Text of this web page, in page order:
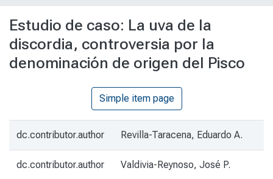
Portal Biblioteca
Estudio de caso: La uva de la
discordia, controversia por la
denominación de origen del Pisco
Simple item page
dc.contributor.author Revilla-Taracena, Eduardo A.
dc.contributor.author Valdivia-Reynoso, José P.